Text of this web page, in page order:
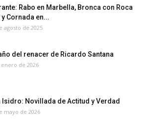
Rabo en Marbella, Bronca con Roca
y Cornada en...
agosto de 2025
del renacer de Ricardo Santana
enero de 2026
Isidro: Novillada de Actitud y Verdad
mayo de 2026